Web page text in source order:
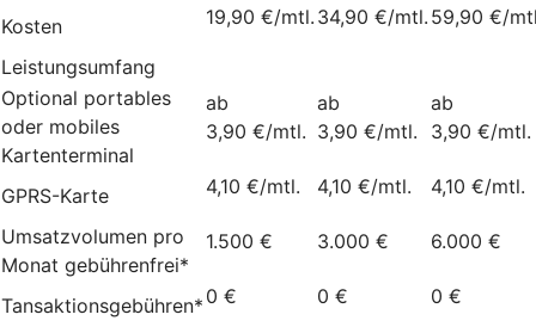
Kosten
19,90 €/mtl. 34,90 €/mtl. 59,90 €/
Leistungsumfang
Optional portables
oder mobiles
Kartenterminal
ab
3,90 €/mtl.
ab
3,90 €/mtl.
ab
3,90 €/mtl.
GPRS-Karte 4,10 €/mtl. 4,10 €/mtl. 4,10 €/mtl.
Umsatzvolumen pro
Monat gebührenfrei*
1.500 € 3.000 € 6.000 €
Tansaktionsgebühren* 0 € 0 € 0 €